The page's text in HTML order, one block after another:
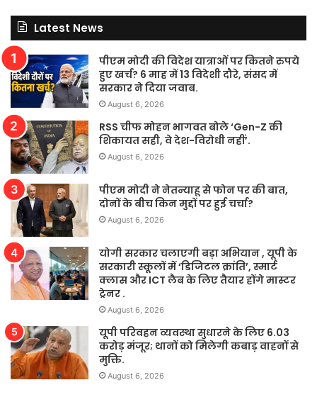
Latest News
पीएम मोदी की विदेश यात्राओं पर कितने रुपये
हुए खर्च? 6 माह में 13 विदेशी दौरे, संसद में
सरकार ने दिया जवाब.
August 6, 2026
RSS चीफ मोहन भागवत बोले ‘Gen-Z की
शिकायत सही, वे देश-विरोधी नहीं’.
August 6, 2026
पीएम मोदी ने नेतन्याहू से फोन पर की बात,
दोनों के बीच किन मुद्दों पर हुई चर्चा?
August 6, 2026
योगी सरकार चलाएगी बड़ा अभियान , यूपी के
सरकारी स्कूलों में ‘डिजिटल क्रांति’, स्मार्ट
क्लास और ICT लैब के लिए तैयार होंगे मास्टर
ट्रेनर .
August 6, 2026
यूपी परिवहन व्यवस्था सुधारने के लिए 6.03
करोड़ मंजूर; थानों को मिलेगी कबाड़ वाहनों से
मुक्ति.
August 6, 2026